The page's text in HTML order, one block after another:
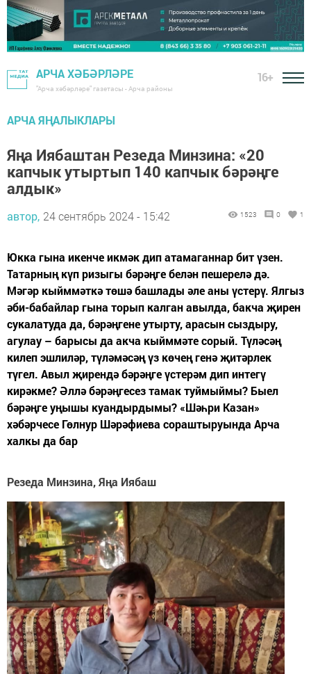
АРЧА ХӘБӘРЛӘРЕ
"Арча хәбәрләре" газетасы - Арча районы
16+
АРЧА ЯҢАЛЫКЛАРЫ
Яңа Иябаштан Резеда Минзина: «20
капчык утыртып 140 капчык бәрәңге
алдык»
автор, 24 сентябрь 2024 - 15:42 1523 0 1
Юкка гына икенче икмәк дип атамаганнар бит үзен.
Татарның күп ризыгы бәрәңге белән пешерелә дә.
Мәгәр кыйммәткә төшә башлады әле аны үстерү. Ялгыз
әби-бабайлар гына торып калган авылда, бакча җирен
сукалатуда да, бәрәңгене утырту, арасын сыздыру,
агулау – барысы да акча кыйммәте сорый. Түләсәң
килеп эшлиләр, түләмәсәң үз көчең генә җитәрлек
түгел. Авыл җирендә бәрәңге үстерәм дип интегү
кирәкме? Әллә бәрәңгесез тамак туймыймы? Быел
бәрәңге уңышы куандырдымы? «Шәһри Казан»
хәбәрчесе Гөлнур Шәрәфиева сораштыруында Арча
халкы да бар
Резеда Минзина, Яңа Иябаш